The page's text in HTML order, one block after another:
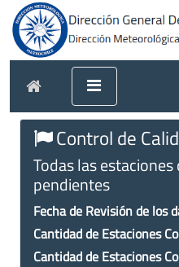
Control de
Todas las
pendientes
Fecha de Revisión de
Cantidad de Estaciones
Cantidad de Estaciones